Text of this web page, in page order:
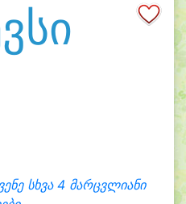
სხვა 4 მარცვლიანი